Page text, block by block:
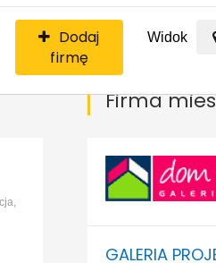
Dodaj
firmę
Widok
Firma
GALERIA